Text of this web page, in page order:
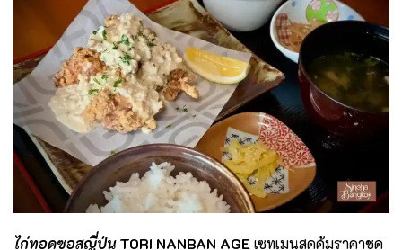
ไก่ทอดซอสญี่ปุ่น TORI NANBAN AGE เซทเมนูสุดคุ้มราคาชุด